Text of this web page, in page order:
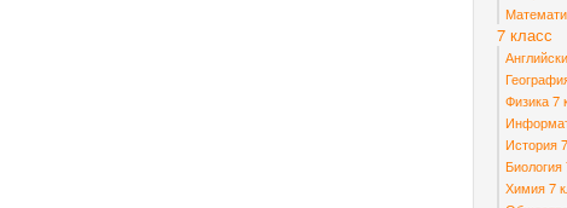
7 класс
Физика 7
История
Биология
Химия 7